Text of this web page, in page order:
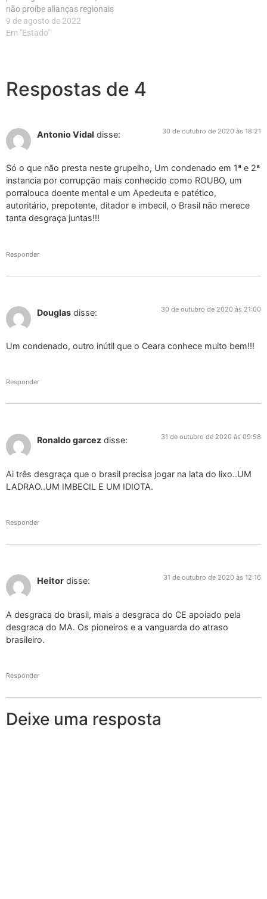
não proíbe alianças regionais
9 de agosto de 2022
Em "Estado"
Respostas de 4
Antonio Vidal disse: 30 de outubro de 2020 às 18:21
Só o que não presta neste grupelho, Um condenado em 1ª e 2ª
instancia por corrupção mais conhecido como ROUBO, um
porralouca doente mental e um Apedeuta e patético,
autoritário, prepotente, ditador e imbecil, o Brasil não merece
tanta desgraça juntas!!!
Responder
Douglas disse: 30 de outubro de 2020 às 21:00
Um condenado, outro inútil que o Ceara conhece muito bem!!!
Responder
Ronaldo garcez disse: 31 de outubro de 2020 às 09:58
Ai três desgraça que o brasil precisa jogar na lata do lixo..UM
LADRAO..UM IMBECIL E UM IDIOTA.
Responder
Heitor disse: 31 de outubro de 2020 às 12:16
A desgraca do brasil, mais a desgraca do CE apoiado pela
desgraca do MA. Os pioneiros e a vanguarda do atraso
brasileiro.
Responder
Deixe uma resposta